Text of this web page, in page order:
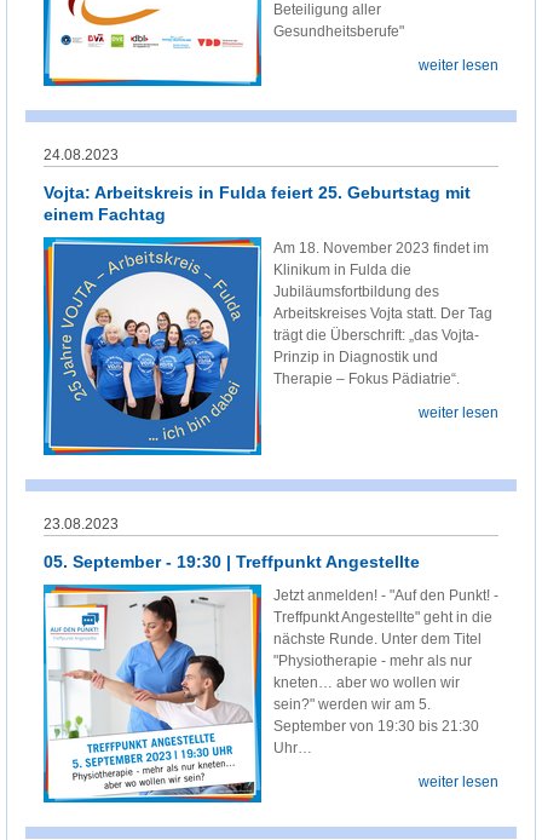
Beteiligung aller
Gesundheitsberufe"
weiter lesen
24.08.2023
Vojta: Arbeitskreis in Fulda feiert 25. Geburtstag mit
einem Fachtag
Am 18. November 2023 findet im
Klinikum in Fulda die
Jubiläumsfortbildung des
Arbeitskreises Vojta statt. Der Tag
trägt die Überschrift: „das Vojta-
Prinzip in Diagnostik und
Therapie – Fokus Pädiatrie“.
weiter lesen
23.08.2023
05. September - 19:30 | Treffpunkt Angestellte
Jetzt anmelden! - "Auf den Punkt! -
Treffpunkt Angestellte" geht in die
nächste Runde. Unter dem Titel
"Physiotherapie - mehr als nur
kneten… aber wo wollen wir
sein?" werden wir am 5.
September von 19:30 bis 21:30
Uhr…
weiter lesen